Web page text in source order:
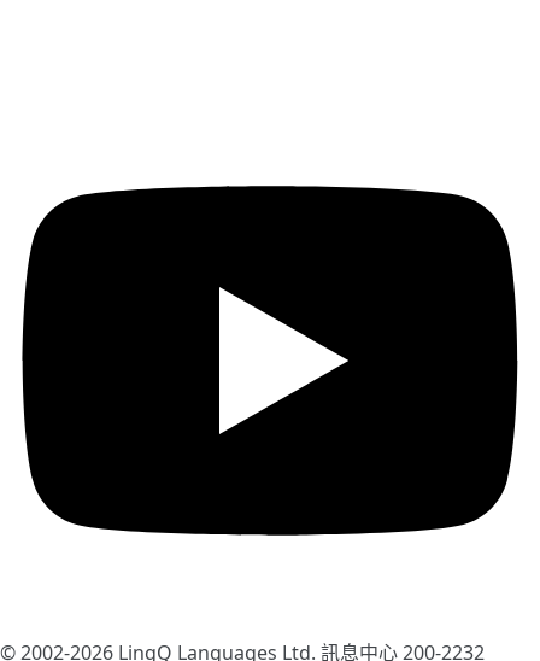
© 2002-2026 LingQ Languages Ltd. 訊息中心 200-2232